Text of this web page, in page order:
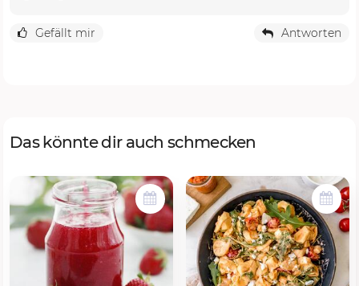
Gefällt mir Antworten
Das könnte dir auch schmecken